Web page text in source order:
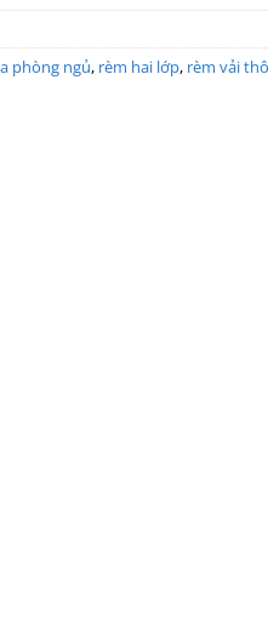
phòng ngủ, rèm hai lớp, rèm vải thô